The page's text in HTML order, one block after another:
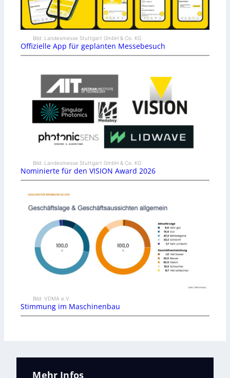
Bild: Landesmesse Stuttgart GmbH & Co. KG
Offizielle App für geplanten Messebesuch
Bild: Landesmesse Stuttgart GmbH & Co. KG
Nominierte für den VISION Award 2026
Bild: VDMA e.V.
Stimmung im Maschinenbau
Mehr Infos